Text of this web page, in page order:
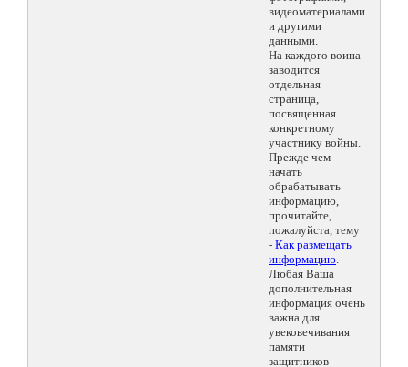
видеоматериалами
и другими
данными.
На каждого воина
заводится
отдельная
страница,
посвященная
конкретному
участнику войны.
Прежде чем
начать
обрабатывать
информацию,
прочитайте,
пожалуйста, тему
- Как размещать
информацию.
Любая Ваша
дополнительная
информация очень
важна для
увековечивания
памяти
защитников